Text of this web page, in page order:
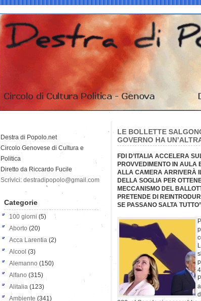
LE BOLLETTE
GOVERNO HA
FDI D’ITALIA ACCELERA
PROVVEDIMENTO IN AULA
ALLA CAMERA ARRIVERÀ
DELLA SOGLIA PER
MECCANISMO DEL
PRETENDE DI
SE PASSANO SALTA TUTTO”
Destra di Popolo.net
Circolo Genovese di Cultura e
Politica
Diretto da Riccardo Fucile
Scrivici: destradipopolo@gmail.com
Categorie
100 giorni (5)
Aborto (20)
Acca Larentia (2)
Alcool (3)
Alemanno (150)
Alfano (315)
Alitalia (123)
Ambiente (341)